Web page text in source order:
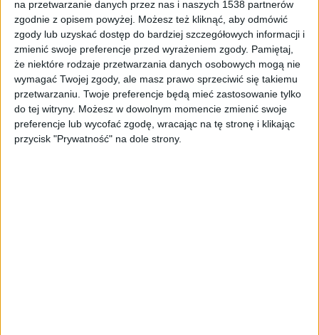
na przetwarzanie danych przez nas i naszych 1538 partnerów
zgodnie z opisem powyżej. Możesz też kliknąć, aby odmówić
zgody lub uzyskać dostęp do bardziej szczegółowych informacji i
zmienić swoje preferencje przed wyrażeniem zgody. Pamiętaj,
że niektóre rodzaje przetwarzania danych osobowych mogą nie
wymagać Twojej zgody, ale masz prawo sprzeciwić się takiemu
przetwarzaniu. Twoje preferencje będą mieć zastosowanie tylko
do tej witryny. Możesz w dowolnym momencie zmienić swoje
preferencje lub wycofać zgodę, wracając na tę stronę i klikając
przycisk "Prywatność" na dole strony.
Krakowie Foto:Shutterstock/UM Kraków
Władze miasta zaprezentowały wyniki prac nad
"Studium rozwoju metra w Krakowie", nad którym od
kilkunastu miesięcy pracował specjalny
interdyscyplinarny zespół naukowców i
specjalistów.- Naszym głównym celem jest to, by za
10 lat krakowianie i krakowianki mogli pojechać
pierwszą linią metra. To oczywiście cel ambitny, ale